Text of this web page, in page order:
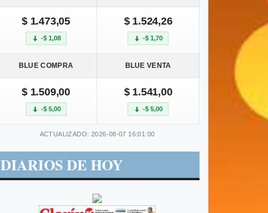
$ 1.473,05
-$ 1,08
$ 1.524,26
-$ 1,70
BLUE COMPRA BLUE VENTA
$ 1.509,00
-$ 5,00
$ 1.541,00
-$ 5,00
ACTUALIZADO: 2026-08-07 16:01:00
DIARIOS DE HOY